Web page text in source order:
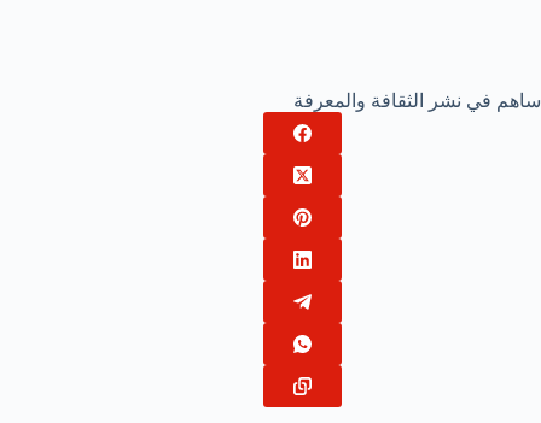
ساهم في نشر الثقافة والمعرفة